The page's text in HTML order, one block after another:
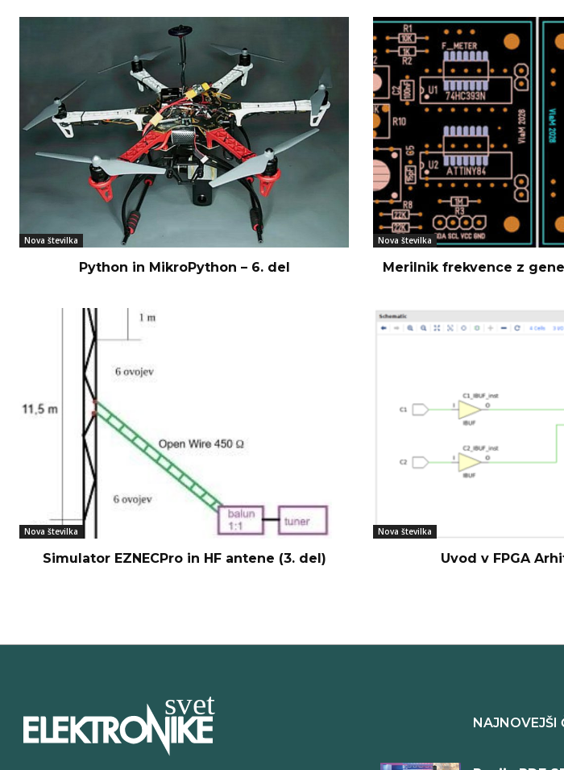
Nova številka
Python in MikroPython – 6. del
Nova številka
Merilnik frekvence z
Nova številka
Simulator EZNECPro in HF antene (3. del)
Nova številka
Uvod v FPGA
NAJNOVEJŠI